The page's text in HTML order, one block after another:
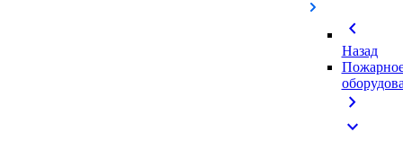
chevron_left
Назад
chevron_right
expand_more